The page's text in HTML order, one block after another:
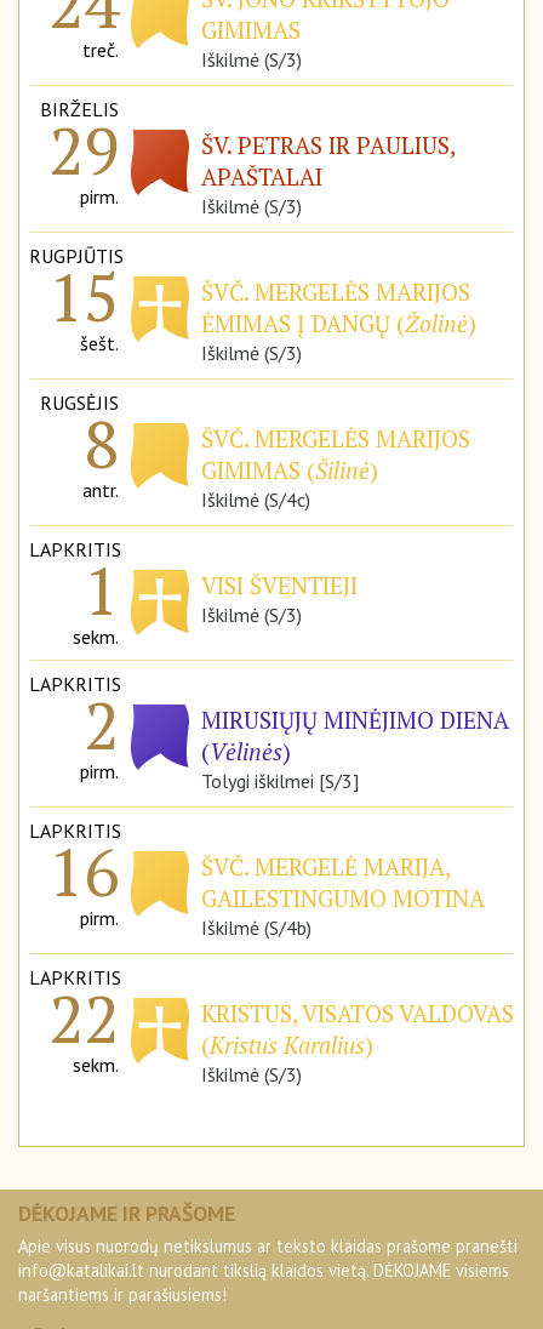
treč.
GIMIMAS
Iškilmė (S/3)
BIRŽELIS
29
pirm.
ŠV. PETRAS IR PAULIUS,
APAŠTALAI
Iškilmė (S/3)
RUGPJŪTIS
15
šešt.
ŠVČ. MERGELĖS MARIJOS
ĖMIMAS Į DANGŲ (Žolinė)
Iškilmė (S/3)
RUGSĖJIS
8
antr.
ŠVČ. MERGELĖS MARIJOS
GIMIMAS (Šilinė)
Iškilmė (S/4c)
LAPKRITIS
1
sekm.
VISI ŠVENTIEJI
Iškilmė (S/3)
LAPKRITIS
2
pirm.
MIRUSIŲJŲ MINĖJIMO DIENA
(Vėlinės)
Tolygi iškilmei [S/3]
LAPKRITIS
16
pirm.
ŠVČ. MERGELĖ MARIJA,
GAILESTINGUMO MOTINA
Iškilmė (S/4b)
LAPKRITIS
22
sekm.
KRISTUS, VISATOS VALDOVAS
(Kristus Karalius)
Iškilmė (S/3)
DĖKOJAME IR PRAŠOME
Apie visus nuorodų netikslumus ar teksto klaidas prašome pranešti
info@katalikai.lt nurodant tikslią klaidos vietą. DĖKOJAME visiems
naršantiems ir parašiusiems!